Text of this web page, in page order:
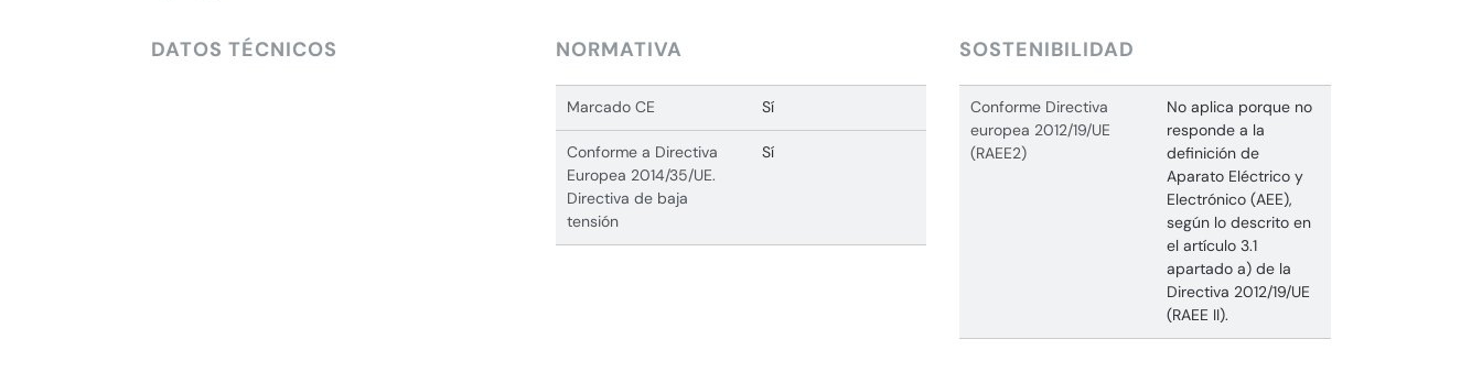
DATOS TÉCNICOS NORMATIVA
Marcado CE Sí
Conforme a Directiva
Europea 2014/35/UE.
Directiva de baja
tensión
Sí
SOSTENIBILIDAD
Conforme Directiva
europea 2012/19/UE
(RAEE2)
No aplica porque no
responde a la
definición de
Aparato Eléctrico y
Electrónico (AEE),
según lo descrito en
el artículo 3.1
apartado a) de la
Directiva 2012/19/UE
(RAEE II).